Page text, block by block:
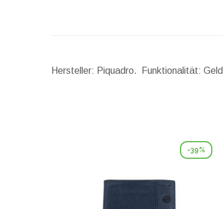
Hersteller: Piquadro. Funktionalität:
-39%